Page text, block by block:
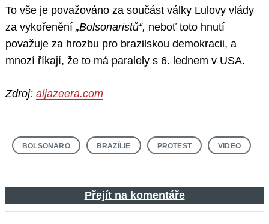
To vše je považováno za součást války Lulovy vlády
za vykořenění „Bolsonaristů“, neboť toto hnutí
považuje za hrozbu pro brazilskou demokracii, a
mnozí říkají, že to má paralely s 6. lednem v USA.
Zdroj: aljazeera.com
BOLSONARO BRAZÍLIE PROTEST VIDEO
Přejít na komentáře